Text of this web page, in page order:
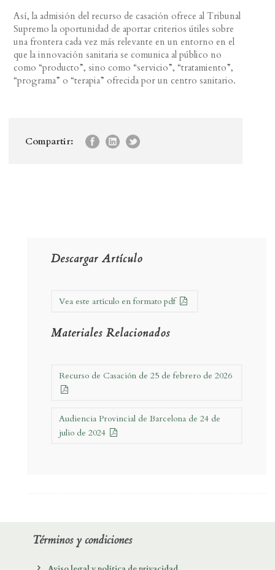
Así, la admisión del recurso de casación ofrece al Tribunal
Supremo la oportunidad de aportar criterios útiles sobre
una frontera cada vez más relevante en un entorno en el
que la innovación sanitaria se comunica al público no
como “producto”, sino como “servicio”, “tratamiento”,
“programa” o “terapia” ofrecida por un centro sanitario.
Compartir:
Descargar Artículo
Vea este artículo en formato pdf
Materiales Relacionados
Recurso de Casación de 25 de febrero de 2026
Audiencia Provincial de Barcelona de 24 de
julio de 2024
Términos y condiciones